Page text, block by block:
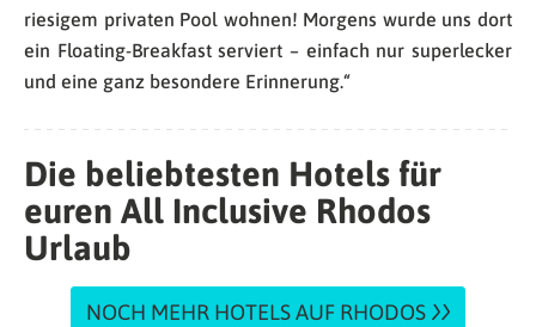
riesigem privaten Pool wohnen! Morgens wurde uns dort
ein Floating-Breakfast serviert – einfach nur superlecker
und eine ganz besondere Erinnerung.“
Die beliebtesten Hotels für
euren All Inclusive Rhodos
Urlaub
NOCH MEHR HOTELS AUF RHODOS